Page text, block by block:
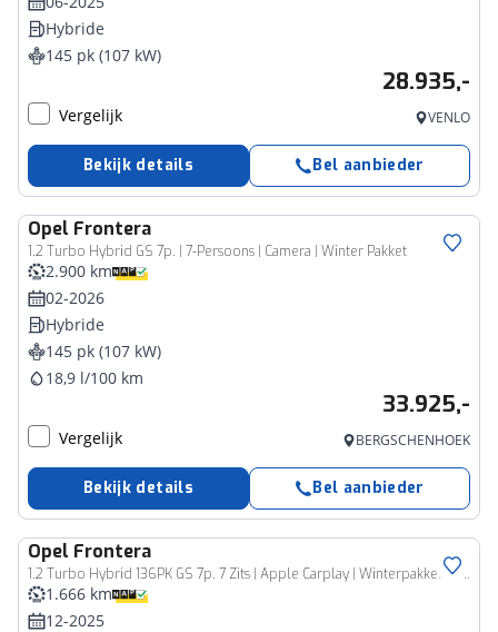
Hybride
145 pk (107 kW)
28.935,-
Vergelijk VENLO
Bekijk details Bel aanbieder
Opel Frontera
1.2 Turbo Hybrid GS 7p. | 7-Persoons | Camera | Winter Pakket
2.900 km
02-2026
Hybride
145 pk (107 kW)
18,9 l/100 km
33.925,-
Vergelijk BERGSCHENHOEK
Bekijk details Bel aanbieder
Opel Frontera
1.2 Turbo Hybrid 136PK GS 7p. 7 Zits | Apple Carplay | Winterpakket | Camera | Parkeerhulp V&A |
1.666 km
12-2025